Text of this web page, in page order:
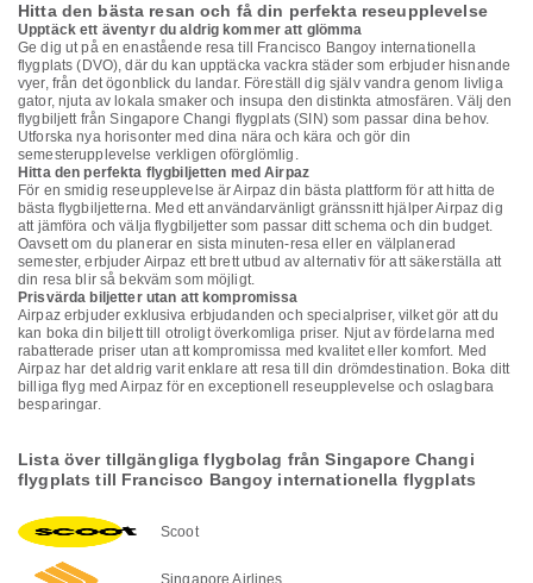
Hitta den bästa resan och få din perfekta reseupplevelse
Upptäck ett äventyr du aldrig kommer att glömma
Ge dig ut på en enastående resa till Francisco Bangoy internationella
flygplats (DVO), där du kan upptäcka vackra städer som erbjuder hisnande
vyer, från det ögonblick du landar. Föreställ dig själv vandra genom livliga
gator, njuta av lokala smaker och insupa den distinkta atmosfären. Välj den
flygbiljett från Singapore Changi flygplats (SIN) som passar dina behov.
Utforska nya horisonter med dina nära och kära och gör din
semesterupplevelse verkligen oförglömlig.
Hitta den perfekta flygbiljetten med Airpaz
För en smidig reseupplevelse är Airpaz din bästa plattform för att hitta de
bästa flygbiljetterna. Med ett användarvänligt gränssnitt hjälper Airpaz dig
att jämföra och välja flygbiljetter som passar ditt schema och din budget.
Oavsett om du planerar en sista minuten-resa eller en välplanerad
semester, erbjuder Airpaz ett brett utbud av alternativ för att säkerställa att
din resa blir så bekväm som möjligt.
Prisvärda biljetter utan att kompromissa
Airpaz erbjuder exklusiva erbjudanden och specialpriser, vilket gör att du
kan boka din biljett till otroligt överkomliga priser. Njut av fördelarna med
rabatterade priser utan att kompromissa med kvalitet eller komfort. Med
Airpaz har det aldrig varit enklare att resa till din drömdestination. Boka ditt
billiga flyg med Airpaz för en exceptionell reseupplevelse och oslagbara
besparingar.
Lista över tillgängliga flygbolag från Singapore Changi
flygplats till Francisco Bangoy internationella flygplats
Scoot
Singapore Airlines